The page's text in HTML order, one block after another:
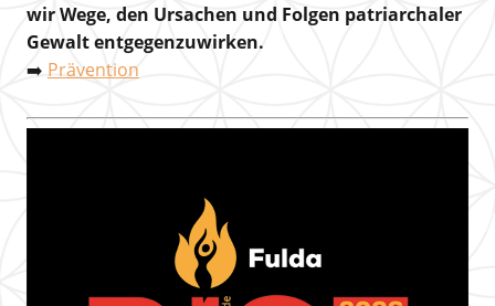
wir Wege, den Ursachen und Folgen patriarchaler
Gewalt entgegenzuwirken.
➡️ Prävention